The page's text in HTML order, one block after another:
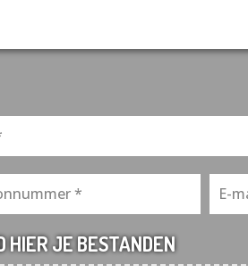
HIER JE BESTANDEN